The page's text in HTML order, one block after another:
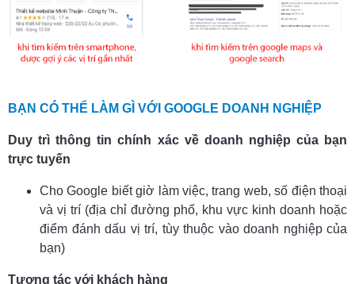
BẠN CÓ THỂ LÀM GÌ VỚI GOOGLE DOANH NGHIỆP
Duy trì thông tin chính xác về doanh nghiệp của bạn
trực tuyến
Cho Google biết giờ làm việc, trang web, số điện thoại
và vị trí (địa chỉ đường phố, khu vực kinh doanh hoặc
điểm đánh dấu vị trí, tùy thuộc vào doanh nghiệp của
bạn)
Tương tác với khách hàng